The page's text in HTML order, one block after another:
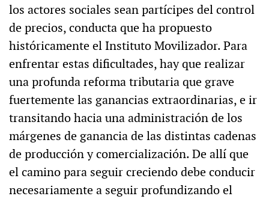
los actores sociales sean partícipes del control
de precios, conducta que ha propuesto
históricamente el Instituto Movilizador. Para
enfrentar estas dificultades, hay que realizar
una profunda reforma tributaria que grave
fuertemente las ganancias extraordinarias, e ir
transitando hacia una administración de los
márgenes de ganancia de las distintas cadenas
de producción y comercialización. De allí que
el camino para seguir creciendo debe conducir
necesariamente a seguir profundizando el